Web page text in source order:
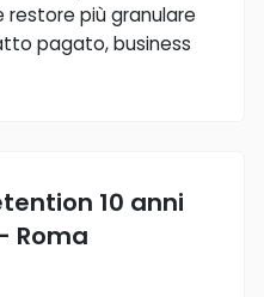
più granulare
pagato, business
10 anni
Roma